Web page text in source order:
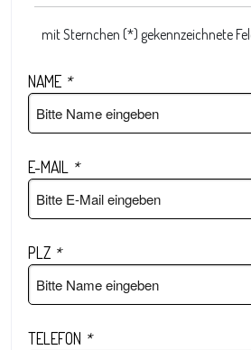
mit Sternchen (*) gekennzeichnete
NAME *
E-MAIL *
PLZ *
TELEFON *